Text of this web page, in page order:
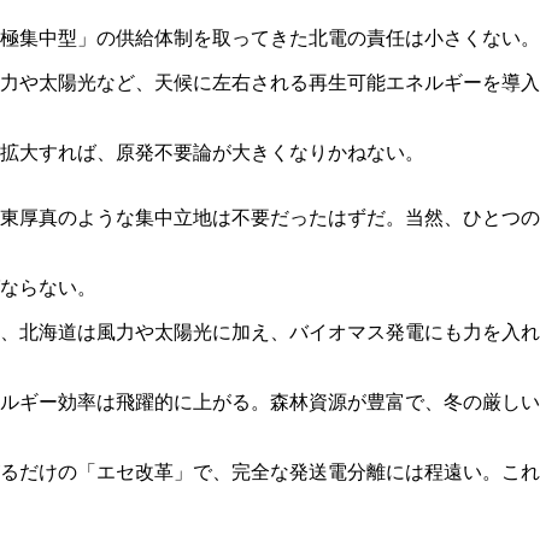
中型」の供給体制を取ってきた北電の責任は小さくない。
や太陽光など、天候に左右される再生可能エネルギーを導入
すれば、原発不要論が大きくなりかねない。
厚真のような集中立地は不要だったはずだ。当然、ひとつの
らない。
北海道は風力や太陽光に加え、バイオマス発電にも力を入れ
ギー効率は飛躍的に上がる。森林資源が豊富で、冬の厳しい
だけの「エセ改革」で、完全な発送電分離には程遠い。これ